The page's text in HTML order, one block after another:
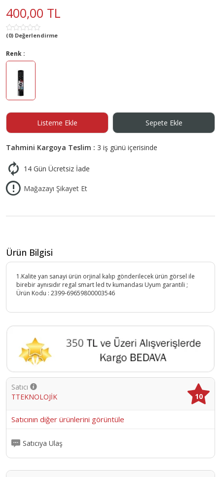
400,00 TL
(0) Değerlendirme
Renk :
Listeme Ekle Sepete Ekle
Tahmini Kargoya Teslim : 3 iş günü içerisinde
14 Gün Ücretsiz İade
Mağazayı Şikayet Et
Ürün Bilgisi
1.Kalite yan sanayi ürün orjinal kalıp gönderilecek ürün görsel ile
birebir aynısıdır regal smart led tv kumandası Uyum garantili ;
Ürün Kodu : 2399-69659800003546
Satıcı
TTEKNOLOJİK
10
Satıcının diğer ürünlerini görüntüle
Satıcıya Ulaş